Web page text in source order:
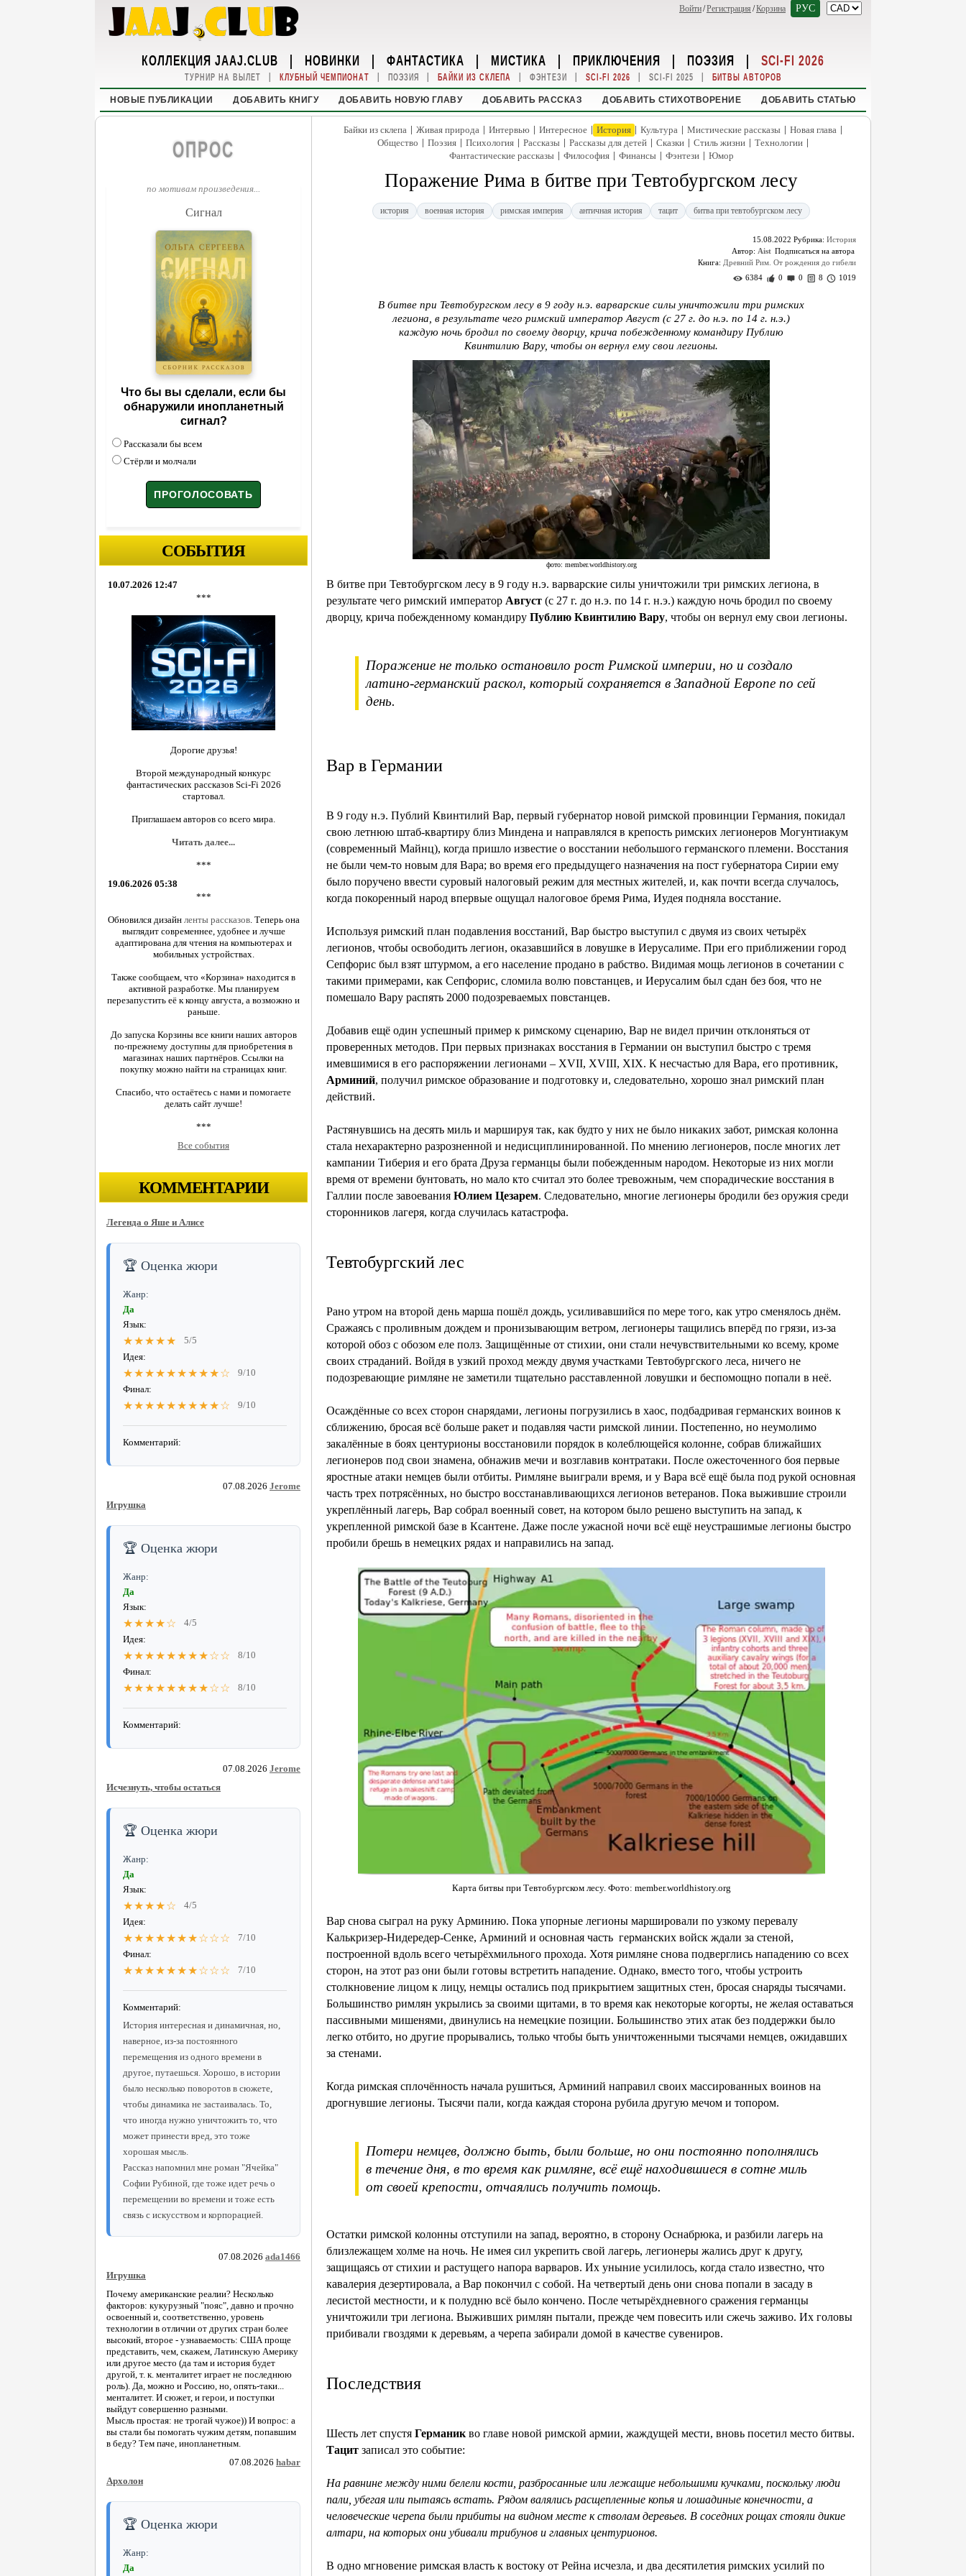
Войти/Регистрация /Корзина РУС
КОЛЛЕКЦИЯ JAAJ.CLUB | НОВИНКИ | ФАНТАСТИКА | МИСТИКА | ПРИКЛЮЧЕНИЯ | ПОЭЗИЯ | SCI-FI 2026
ТУРНИР НА ВЫЛЕТ | КЛУБНЫЙ ЧЕМПИОНАТ | ПОЭЗИЯ | БАЙКИ ИЗ СКЛЕПА | ФЭНТЕЗИ | SCI-FI 2026 | SCI-FI 2025 | БИТВЫ АВТОРОВ
НОВЫЕ ПУБЛИКАЦИИ ДОБАВИТЬ КНИГУ ДОБАВИТЬ НОВУЮ ГЛАВУ ДОБАВИТЬ РАССКАЗ ДОБАВИТЬ СТИХОТВОРЕНИЕ ДОБАВИТЬ СТАТЬЮ
ОПРОС
по мотивам произведения...
Сигнал
Что бы вы сделали, если бы
обнаружили инопланетный
сигнал?
Рассказали бы всем
Стёрли и молчали
СОБЫТИЯ
10.07.2026 12:47
***
Дорогие друзья!
Второй международный конкурс
фантастических рассказов Sci-Fi 2026
стартовал.
Приглашаем авторов со всего мира.
Читать далее...
***
19.06.2026 05:38
***
Обновился дизайн ленты рассказов. Теперь она
выглядит современнее, удобнее и лучше
адаптирована для чтения на компьютерах и
мобильных устройствах.
Также сообщаем, что «Корзина» находится в
активной разработке. Мы планируем
перезапустить её к концу августа, а возможно и
раньше.
До запуска Корзины все книги наших авторов
по-прежнему доступны для приобретения в
магазинах наших партнёров. Ссылки на
покупку можно найти на страницах книг.
Спасибо, что остаётесь с нами и помогаете
делать сайт лучше!
***
Все события
КОММЕНТАРИИ
Легенда о Яше и Алисе
🏆 Оценка жюри
Жанр:
Да
Язык:
★★★★★
5/5
Идея:
★★★★★★★★★☆
9/10
Финал:
★★★★★★★★★☆ 9/10
Комментарий:
07.08.2026 Jerome
Игрушка
🏆 Оценка жюри
Жанр:
Да
Язык:
★★★★☆
4/5
Идея:
★★★★★★★★☆☆
8/10
Финал:
★★★★★★★★☆☆ 8/10
Комментарий:
07.08.2026 Jerome
Исчезнуть, чтобы остаться
🏆 Оценка жюри
Жанр:
Да
Язык:
★★★★☆
4/5
Идея:
★★★★★★★☆☆☆
7/10
Финал:
★★★★★★★☆☆☆ 7/10
Комментарий:
История интересная и динамичная, но,
наверное, из-за постоянного
перемещения из одного времени в
другое, путаешься. Хорошо, в истории
было несколько поворотов в сюжете,
чтобы динамика не застаивалась. То,
что иногда нужно уничтожить то, что
может принести вред, это тоже
хорошая мысль.
Рассказ напомнил мне роман "Ячейка"
Софии Рубиной, где тоже идет речь о
перемещении во времени и тоже есть
связь с искусством и корпорацией.
07.08.2026 ada1466
Игрушка
Почему американские реалии? Несколько
факторов: кукурузный "пояс", давно и прочно
освоенный и, соответственно, уровень
технологии в отличии от других стран более
высокий, второе - узнаваемость: США проще
представить, чем, скажем, Латинскую Америку
или другое место (да там и история будет
другой, т. к. менталитет играет не последнюю
роль). Да, можно и Россию, но, опять-таки...
менталитет. И сюжет, и герои, и поступки
выйдут совершенно разными.
Мысль простая: не трогай чужое)) И вопрос: а
вы стали бы помогать чужим детям, попавшим
в беду? Тем паче, инопланетным.
07.08.2026 habar
Архолон
🏆 Оценка жюри
Жанр:
Да
Байки из склепа | Живая природа | Интервью | Интересное | История | Культура | Мистические рассказы | Новая глава |
Общество | Поэзия | Психология | Рассказы | Рассказы для детей | Сказки | Стиль жизни | Технологии |
Фантастические рассказы | Философия | Финансы | Фэнтези | Юмор
Поражение Рима в битве при Тевтобургском лесу
история военная история римская империя античная история тацит битва при тевтобургском лесу
15.08.2022 Рубрика: История
Автор: Aist
Книга: Древний Рим. От рождения до гибели
6384
0 0 8 1019
В битве при Тевтобургском лесу в 9 году н.э. варварские силы уничтожили три римских
легиона, в результате чего римский император Август (с 27 г. до н.э. по 14 г. н.э.)
каждую ночь бродил по своему дворцу, крича побежденному командиру Публию
Квинтилию Вару, чтобы он вернул ему свои легионы.
фото: member.worldhistory.org
В битве при Тевтобургском лесу в 9 году н.э. варварские силы уничтожили три римских легиона, в
результате чего римский император Август (с 27 г. до н.э. по 14 г. н.э.) каждую ночь бродил по своему
дворцу, крича побежденному командиру Публию Квинтилию Вару, чтобы он вернул ему свои легионы.
Поражение не только остановило рост Римской империи, но и создало
латино-германский раскол, который сохраняется в Западной Европе по сей
день.
Вар в Германии
В 9 году н.э. Публий Квинтилий Вар, первый губернатор новой римской провинции Германия, покидал
свою летнюю штаб-квартиру близ Миндена и направлялся в крепость римских легионеров Могунтиакум
(современный Майнц), когда пришло известие о восстании небольшого германского племени. Восстания
не были чем-то новым для Вара; во время его предыдущего назначения на пост губернатора Сирии ему
было поручено ввести суровый налоговый режим для местных жителей, и, как почти всегда случалось,
когда покоренный народ впервые ощущал налоговое бремя Рима, Иудея подняла восстание.
Используя римский план подавления восстаний, Вар быстро выступил с двумя из своих четырёх
легионов, чтобы освободить легион, оказавшийся в ловушке в Иерусалиме. При его приближении город
Сепфорис был взят штурмом, а его население продано в рабство. Видимая мощь легионов в сочетании с
такими примерами, как Сепфорис, сломила волю повстанцев, и Иерусалим был сдан без боя, что не
помешало Вару распять 2000 подозреваемых повстанцев.
Добавив ещё один успешный пример к римскому сценарию, Вар не видел причин отклоняться от
проверенных методов. При первых признаках восстания в Германии он выступил быстро с тремя
имевшимися в его распоряжении легионами – XVII, XVIII, XIX. К несчастью для Вара, его противник,
Арминий, получил римское образование и подготовку и, следовательно, хорошо знал римский план
действий.
Растянувшись на десять миль и маршируя так, как будто у них не было никаких забот, римская колонна
стала нехарактерно разрозненной и недисциплинированной. По мнению легионеров, после многих лет
кампании Тиберия и его брата Друза германцы были побежденным народом. Некоторые из них могли
время от времени бунтовать, но мало кто считал это более тревожным, чем спорадические восстания в
Галлии после завоевания Юлием Цезарем. Следовательно, многие легионеры бродили без оружия среди
сторонников лагеря, когда случилась катастрофа.
Тевтобургский лес
Рано утром на второй день марша пошёл дождь, усиливавшийся по мере того, как утро сменялось днём.
Сражаясь с проливным дождем и пронизывающим ветром, легионеры тащились вперёд по грязи, из-за
которой обоз с обозом еле полз. Защищённые от стихии, они стали нечувствительными ко всему, кроме
своих страданий. Войдя в узкий проход между двумя участками Тевтобургского леса, ничего не
подозревающие римляне не заметили тщательно расставленной ловушки и беспомощно попали в неё.
Осаждённые со всех сторон снарядами, легионы погрузились в хаос, подбадривая германских воинов к
сближению, бросая всё больше ракет и подавляя части римской линии. Постепенно, но неумолимо
закалённые в боях центурионы восстановили порядок в колеблющейся колонне, собрав ближайших
легионеров под свои знамена, обнажив мечи и возглавив контратаки. После ожесточенного боя первые
яростные атаки немцев были отбиты. Римляне выиграли время, и у Вара всё ещё была под рукой основная
часть трех потрясённых, но быстро восстанавливающихся легионов ветеранов. Пока выжившие строили
укреплённый лагерь, Вар собрал военный совет, на котором было решено выступить на запад, к
укрепленной римской базе в Ксантене. Даже после ужасной ночи всё ещё неустрашимые легионы быстро
пробили брешь в немецких рядах и направились на запад.
Карта битвы при Тевтобургском лесу. Фото: member.worldhistory.org
Вар снова сыграл на руку Арминию. Пока упорные легионы маршировали по узкому перевалу
Калькризер-Нидередер-Сенке, Арминий и основная часть германских войск ждали за стеной,
построенной вдоль всего четырёхмильного прохода. Хотя римляне снова подверглись нападению со всех
сторон, на этот раз они были готовы встретить нападение. Однако, вместо того, чтобы устроить
столкновение лицом к лицу, немцы остались под прикрытием защитных стен, бросая снаряды тысячами.
Большинство римлян укрылись за своими щитами, в то время как некоторые когорты, не желая оставаться
пассивными мишенями, двинулись на немецкие позиции. Большинство этих атак без поддержки было
легко отбито, но другие прорывались, только чтобы быть уничтоженными тысячами немцев, ожидавших
за стенами.
Когда римская сплочённость начала рушиться, Арминий направил своих массированных воинов на
дрогнувшие легионы. Тысячи пали, когда каждая сторона рубила другую мечом и топором.
Потери немцев, должно быть, были больше, но они постоянно пополнялись
в течение дня, в то время как римляне, всё ещё находившиеся в сотне миль
от своей крепости, отчаялись получить помощь.
Остатки римской колонны отступили на запад, вероятно, в сторону Оснабрюка, и разбили лагерь на
близлежащем холме на ночь. Не имея сил укрепить свой лагерь, легионеры жались друг к другу,
защищаясь от стихии и растущего напора варваров. Их уныние усилилось, когда стало известно, что
кавалерия дезертировала, а Вар покончил с собой. На четвертый день они снова попали в засаду в
лесистой местности, и к полудню всё было кончено. После четырёхдневного сражения германцы
уничтожили три легиона. Выживших римлян пытали, прежде чем повесить или сжечь заживо. Их головы
прибивали гвоздями к деревьям, а черепа забирали домой в качестве сувениров.
Последствия
Шесть лет спустя Германик во главе новой римской армии, жаждущей мести, вновь посетил место битвы.
Тацит записал это событие:
На равнине между ними белели кости, разбросанные или лежащие небольшими кучками, поскольку люди
пали, убегая или пытаясь встать. Рядом валялись расщепленные копья и лошадиные конечности, а
человеческие черепа были прибиты на видном месте к стволам деревьев. В соседних рощах стояли дикие
алтари, на которых они убивали трибунов и главных центурионов.
В одно мгновение римская власть к востоку от Рейна исчезла, и два десятилетия римских усилий по